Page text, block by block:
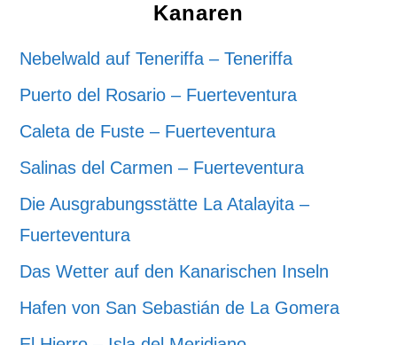
Kanaren
Nebelwald auf Teneriffa – Teneriffa
Puerto del Rosario – Fuerteventura
Caleta de Fuste – Fuerteventura
Salinas del Carmen – Fuerteventura
Die Ausgrabungsstätte La Atalayita –
Fuerteventura
Das Wetter auf den Kanarischen Inseln
Hafen von San Sebastián de La Gomera